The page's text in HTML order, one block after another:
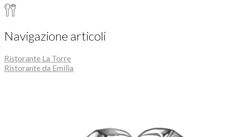
Navigazione articoli
Ristorante La Torre
Ristorante da Emilia